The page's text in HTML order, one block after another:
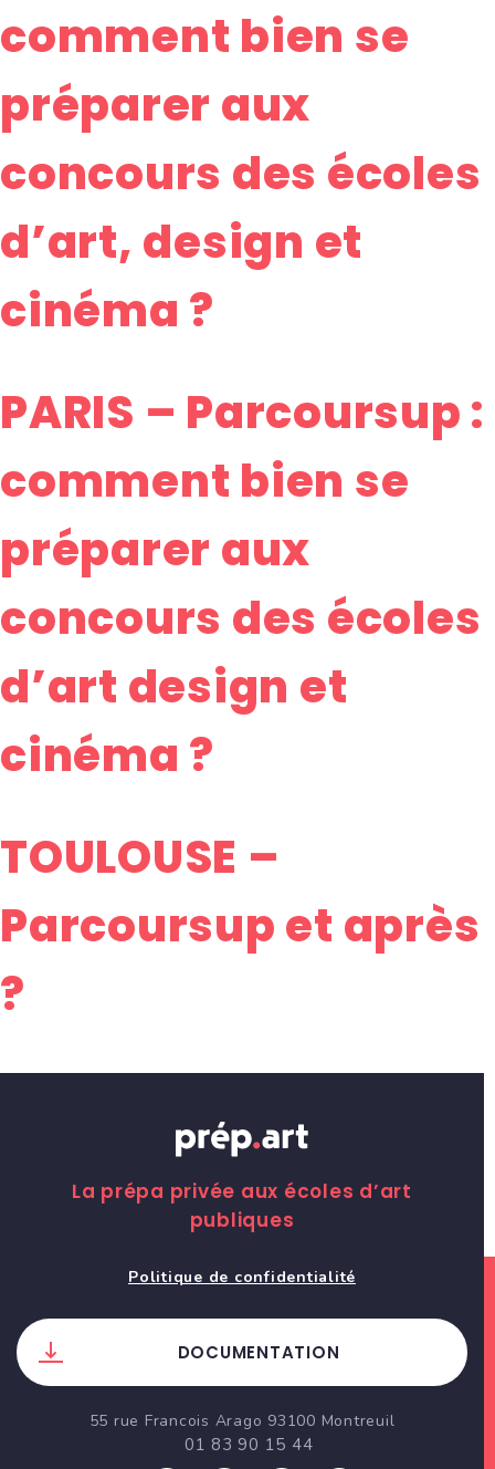
comment bien se
préparer aux
concours des écoles
d’art, design et
cinéma ?
PARIS – Parcoursup :
comment bien se
préparer aux
concours des écoles
d’art design et
cinéma ?
TOULOUSE –
Parcoursup et après
?
La prépa privée aux écoles d’art
publiques
Politique de confidentialité
DOCUMENTATION
55 rue Francois Arago 93100 Montreuil
01 83 90 15 44